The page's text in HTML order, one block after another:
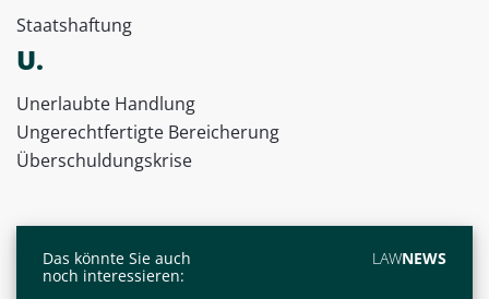
Staatshaftung
U.
Unerlaubte Handlung
Ungerechtfertigte Bereicherung
Überschuldungskrise
Das könnte Sie auch
noch interessieren:
LAWNEWS